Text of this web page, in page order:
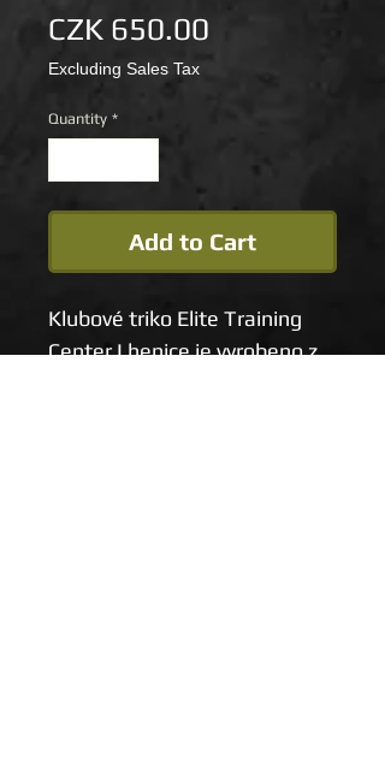
CZK 650.00
Excluding Sales Tax
Quantity *
Add to Cart
Klubové triko Elite Training
Center Lhenice je vyrobeno z